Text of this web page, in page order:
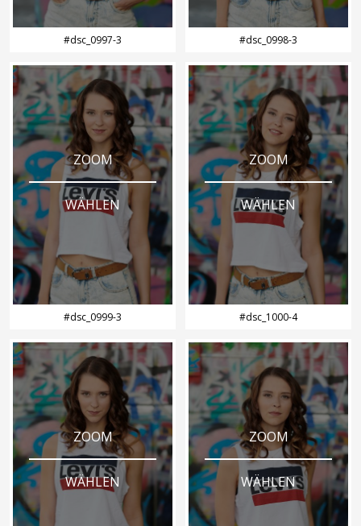
#dsc_0997-3 #dsc_0998-3
ZOOM
WÄHLEN
#dsc_0999-3
ZOOM
WÄHLEN
#dsc_1000-4
ZOOM
WÄHLEN
ZOOM
WÄHLEN